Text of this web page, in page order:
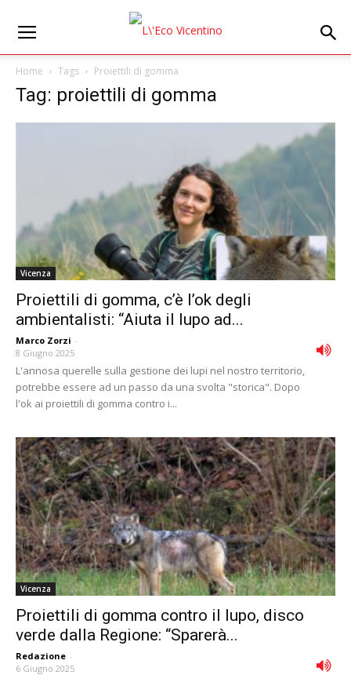
Home Tags Proiettili di gomma
Tag: proiettili di gomma
Vicenza
Proiettili di gomma, c’è l’ok degli
ambientalisti: “Aiuta il lupo ad...
Marco Zorzi -
8 Giugno 2025
L'annosa querelle sulla gestione dei lupi nel nostro territorio,
potrebbe essere ad un passo da una svolta "storica". Dopo
l'ok ai proiettili di gomma contro i...
Vicenza
Proiettili di gomma contro il lupo, disco
verde dalla Regione: “Sparerà...
Redazione -
6 Giugno 2025